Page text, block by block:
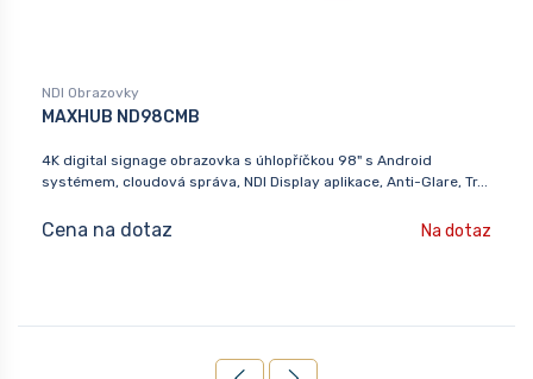
NDI Obrazovky
MAXHUB ND98CMB
4K digital signage obrazovka s úhlopříčkou 98" s Android
systémem, cloudová správa, NDI Display aplikace, Anti-Glare, Tr...
Cena na dotaz Na dotaz